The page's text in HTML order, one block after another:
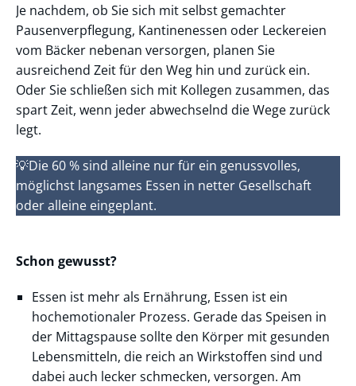
Je nachdem, ob Sie sich mit selbst gemachter
Pausenverpflegung, Kantinenessen oder Leckereien
vom Bäcker nebenan versorgen, planen Sie
ausreichend Zeit für den Weg hin und zurück ein.
Oder Sie schließen sich mit Kollegen zusammen, das
spart Zeit, wenn jeder abwechselnd die Wege zurück
legt.
💡Die 60 % sind alleine nur für ein genussvolles,
möglichst langsames Essen in netter Gesellschaft
oder alleine eingeplant.
Schon gewusst?
Essen ist mehr als Ernährung, Essen ist ein
hochemotionaler Prozess. Gerade das Speisen in
der Mittagspause sollte den Körper mit gesunden
Lebensmitteln, die reich an Wirkstoffen sind und
dabei auch lecker schmecken, versorgen. Am